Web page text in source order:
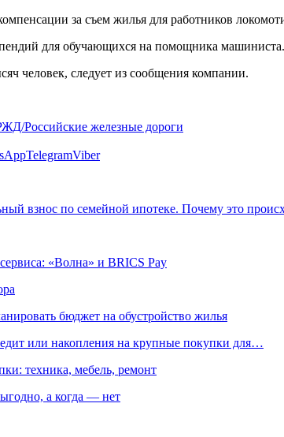
за съем жилья для работников
для обучающихся на помощника
человек, следует из сообщения компании.
Российские железные дороги
TelegramViber
взнос по семейной ипотеке. Почему это
«Волна» и BRICS Pay
бюджет на обустройство жилья
или накопления на крупные покупки для…
техника, мебель, ремонт
а когда — нет